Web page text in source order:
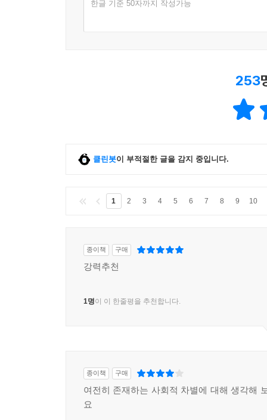
한글 기준 50자까지 작성가능
253
클린봇이 부적절한 글을 감지 중입니다.
1 2 3 4 5 6 7 8 9 10
종이책 구매
강력추천
1명이 이 한줄평을 추천합니다.
종이책 구매
여전히 존재하는 사회적 차별에 대해 생각해
요